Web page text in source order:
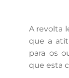
A revolta
que a
para os
que esta